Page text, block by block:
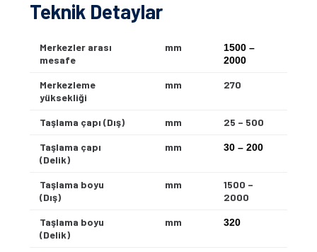
Teknik Detaylar
Merkezler arası
mesafe
mm
1500 –
2000
Merkezleme
yüksekliği
mm 270
Taşlama çapı (Dış) mm 25 – 500
Taşlama çapı
(Delik)
mm 30 – 200
Taşlama boyu
(Dış)
mm
1500 –
2000
Taşlama boyu
(Delik)
mm 320